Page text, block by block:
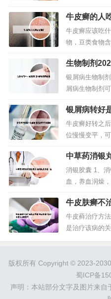
法》第二十三
由用人单位和
保险费。法律
善挺已经纳入
实了报销政策
牛皮癣的人
牛皮癣应该吃
物，豆类食物
酸、矿物质和
化湿补脾的功
或防止营养缺
芫荽、大头菜
水果、蔬菜、
生物制剂
银屑病生物制
屑病生物制剂
生物制剂，价
着各地关于可
患者将使用到
可善挺2023年
每次打...
银屑病转好
牛皮癣好转之
位慢慢变平，
皮损炎症症状
等。但每个患
因人而异，所
要掉以轻心。2
现皮屑增多现
中草药消银
盒
消银胶囊 1、
血，养血润燥
型白庇和血虚
一个病名，在
皮肤病。2、消
止痒。适用于
牛皮肤癣不
疗会怎么样
牛皮藓治疗方
是治疗该病的
治疗比较好。
我们的日常生
稀释，在双氧
版权所有 Copyright © 2023-
蜀ICP备
声明：本站部分文字及图片来